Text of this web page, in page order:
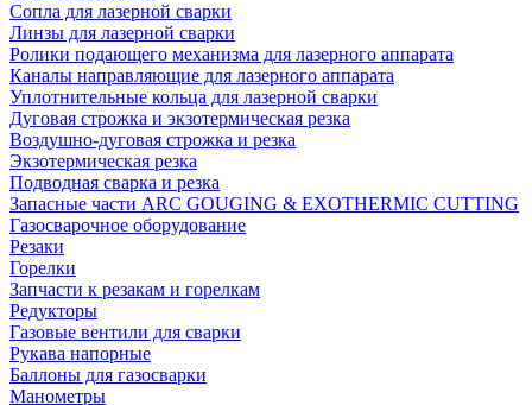
Сопла для лазерной сварки
Линзы для лазерной сварки
Ролики подающего механизма для лазерного аппарата
Каналы направляющие для лазерного аппарата
Уплотнительные кольца для лазерной сварки
Дуговая строжка и экзотермическая резка
Воздушно-дуговая строжка и резка
Экзотермическая резка
Подводная сварка и резка
Запасные части ARC GOUGING & EXOTHERMIC CUTTING
Газосварочное оборудование
Резаки
Горелки
Запчасти к резакам и горелкам
Редукторы
Газовые вентили для сварки
Рукава напорные
Баллоны для газосварки
Манометры